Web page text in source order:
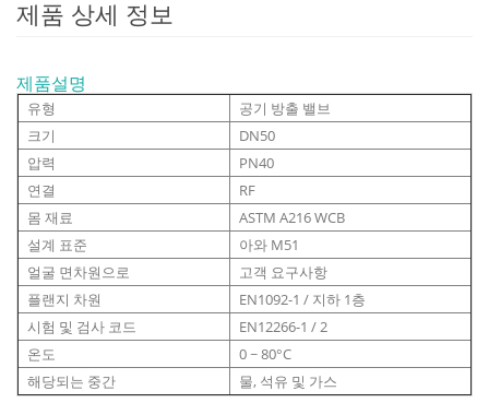
제품 상세 정보
제품설명
유형
공기 방출 밸브
크기
DN50
압력
PN40
연결
RF
몸 재료
ASTM A216 WCB
설계 표준
아와 M51
얼굴 면차원으로
고객 요구사항
플랜지 차원
EN1092-1 / 지하 1층
시험 및 검사 코드
EN12266-1 / 2
온도
0 ~ 80°C
해당되는 중간
물, 석유 및 가스